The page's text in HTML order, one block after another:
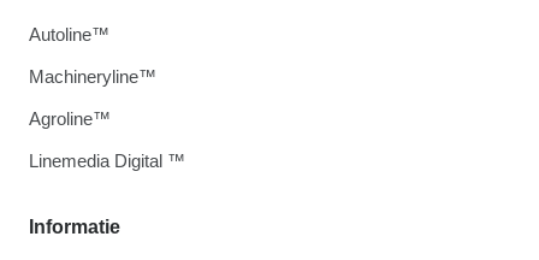
Informatie
Autoline™
Machineryline™
Agroline™
Linemedia Digital ™